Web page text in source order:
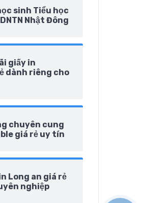
sinh Tiểu học
Nhật Đông
giấy in
dành riêng cho
chuyên cung
giá rẻ uy tín
Long an giá rẻ
nghiệp